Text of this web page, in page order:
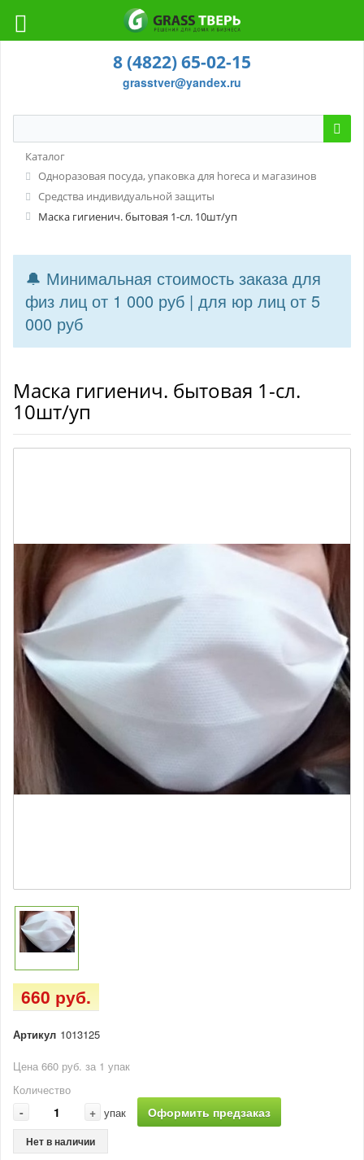
8 (4822) 65-02-15
grasstver@yandex.ru
Каталог
Одноразовая посуда, упаковка для horeca и магазинов
Средства индивидуальной защиты
Маска гигиенич. бытовая 1-сл. 10шт/уп
🔔 Минимальная стоимость заказа для
физ лиц от 1 000 руб | для юр лиц от 5
000 руб
Маска гигиенич. бытовая 1-сл.
10шт/уп
660 руб.
Артикул 1013125
Цена 660 руб. за 1 упак
Количество
- + упак Оформить предзаказ
Нет в наличии